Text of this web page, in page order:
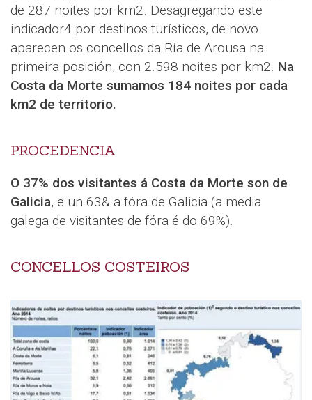
de 287 noites por km2. Desagregando este
indicador4 por destinos turísticos, de novo
aparecen os concellos da Ría de Arousa na
primeira posición, con 2.598 noites por km2. Na
Costa da Morte sumamos 184 noites por cada
km2 de territorio.
PROCEDENCIA
O 37% dos visitantes á Costa da Morte son de
Galicia, e un 63& a fóra de Galicia (a media
galega de visitantes de fóra é do 69%).
CONCELLOS COSTEIROS